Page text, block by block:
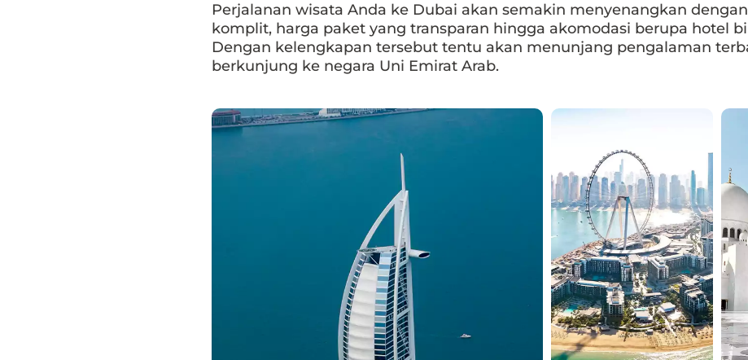
Perjalanan wisata Anda ke Dubai akan semakin menyenangkan
komplit, harga paket yang transparan hingga akomodasi berupa hotel
Dengan kelengkapan tersebut tentu akan menunjang pengalaman
berkunjung ke negara Uni Emirat Arab.